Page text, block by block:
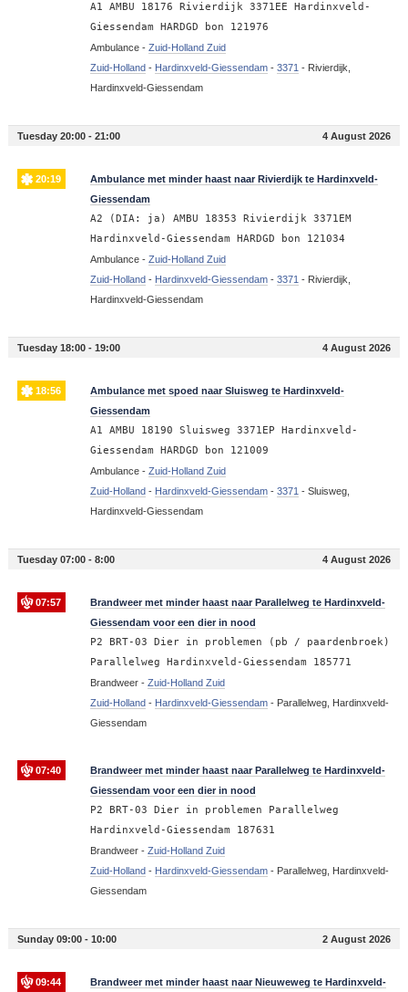
A1 AMBU 18176 Rivierdijk 3371EE Hardinxveld-
Giessendam HARDGD bon 121976
Ambulance - Zuid-Holland Zuid
Zuid-Holland- Hardinxveld-Giessendam- 3371 - Rivierdijk,
Hardinxveld-Giessendam
Tuesday 20:00 - 21:00 4 August 2026
20:19
Ambulance met minder haast naar Rivierdijk te Hardinxveld-
Giessendam
A2 (DIA: ja) AMBU 18353 Rivierdijk 3371EM
Hardinxveld-Giessendam HARDGD bon 121034
Ambulance - Zuid-Holland Zuid
Zuid-Holland- Hardinxveld-Giessendam- 3371 - Rivierdijk,
Hardinxveld-Giessendam
Tuesday 18:00 - 19:00 4 August 2026
18:56
Ambulance met spoed naar Sluisweg te Hardinxveld-
Giessendam
A1 AMBU 18190 Sluisweg 3371EP Hardinxveld-
Giessendam HARDGD bon 121009
Ambulance - Zuid-Holland Zuid
Zuid-Holland- Hardinxveld-Giessendam- 3371 - Sluisweg,
Hardinxveld-Giessendam
Tuesday 07:00 - 8:00 4 August 2026
07:57
Brandweer met minder haast naar Parallelweg te Hardinxveld-
Giessendam voor een dier in nood
P2 BRT-03 Dier in problemen (pb / paardenbroek)
Parallelweg Hardinxveld-Giessendam 185771
Brandweer - Zuid-Holland Zuid
Zuid-Holland- Hardinxveld-Giessendam- Parallelweg, Hardinxveld-
Giessendam
07:40
Brandweer met minder haast naar Parallelweg te Hardinxveld-
Giessendam voor een dier in nood
P2 BRT-03 Dier in problemen Parallelweg
Hardinxveld-Giessendam 187631
Brandweer - Zuid-Holland Zuid
Zuid-Holland- Hardinxveld-Giessendam- Parallelweg, Hardinxveld-
Giessendam
Sunday 09:00 - 10:00 2 August 2026
09:44
Brandweer met minder haast naar Nieuweweg te Hardinxveld-